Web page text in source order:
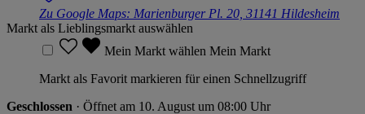
Zu Google Maps: Marienburger Pl. 20, 31141 Hildesheim
Markt als Lieblingsmarkt auswählen
Mein Markt wählen Mein Markt
Markt als Favorit markieren für einen Schnellzugriff
Geschlossen · Öffnet am 10. August um 08:00 Uhr